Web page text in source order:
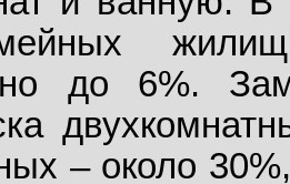
но до 6%.
– около